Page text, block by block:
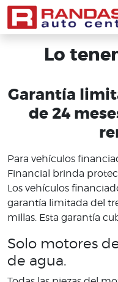
Lo
Garantía
de 24
Para vehículos
Financial brinda
Los vehículos
garantía limitada del
millas. Esta garantía
Solo motores
de agua.